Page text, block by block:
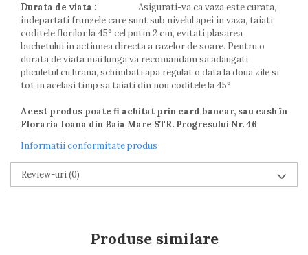
Durata de viata :
Asigurati-va ca vaza este curata,
indepartati frunzele care sunt sub nivelul apei in vaza, taiati
coditele florilor la 45° cel putin 2 cm, evitati plasarea
buchetului in actiunea directa a razelor de soare. Pentru o
durata de viata mai lunga va recomandam sa adaugati
pliculetul cu hrana, schimbati apa regulat o data la doua zile si
tot in acelasi timp sa taiati din nou coditele la 45°
Acest produs poate fi achitat prin card bancar, sau cash în
Floraria Ioana din Baia Mare STR. Progresului Nr. 46
Informatii conformitate produs
Review-uri(0)
Produse similare